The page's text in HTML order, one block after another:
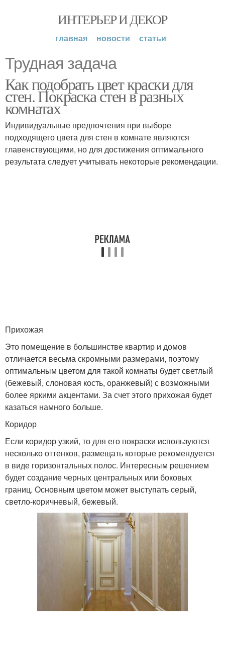
ИНТЕРЬЕР И ДЕКОР
главная новости статьи
Трудная задача
Как подобрать цвет краски для
стен. Покраска стен в разных
комнатах
Индивидуальные предпочтения при выборе
подходящего цвета для стен в комнате являются
главенствующими, но для достижения оптимального
результата следует учитывать некоторые рекомендации.
Прихожая
Это помещение в большинстве квартир и домов
отличается весьма скромными размерами, поэтому
оптимальным цветом для такой комнаты будет светлый
(бежевый, слоновая кость, оранжевый) с возможными
более яркими акцентами. За счет этого прихожая будет
казаться намного больше.
Коридор
Если коридор узкий, то для его покраски используются
несколько оттенков, размещать которые рекомендуется
в виде горизонтальных полос. Интересным решением
будет создание черных центральных или боковых
границ. Основным цветом может выступать серый,
светло-коричневый, бежевый.